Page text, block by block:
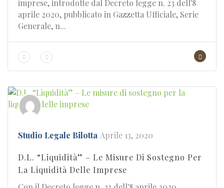
imprese, introdotte dal Decreto legge n. 23 dell'8
aprile 2020, pubblicato in Gazzetta Ufficiale, Serie
Generale, n...
Studio Legale Bilotta Aprile 13, 2020
D.L. “Liquidità” – Le Misure Di Sostegno Per
La Liquidità Delle Imprese